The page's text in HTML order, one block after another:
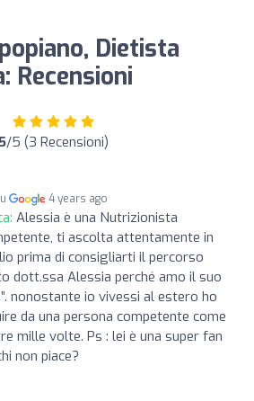
Dietista
Recensioni
/5 (3 Recensioni)
4 years ago
Alessia è una Nutrizionista
ti ascolta attentamente in
prima di consigliarti il percorso
dott.ssa Alessia perché amo il suo
nonostante io vivessi al estero ho
da una persona competente come
mille volte. Ps : lei è una super fan
non piace?